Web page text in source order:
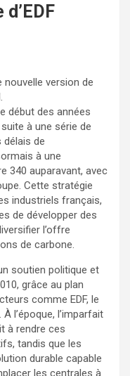
nouvelle version de
début des années
à une série de
de
à une
340 auparavant, avec
Cette stratégie
industriels français,
de développer des
l’offre
de carbone.
soutien politique et
grâce au plan
comme EDF, le
l’époque, l’imparfait
à rendre ces
tandis que les
durable capable
les centrales à